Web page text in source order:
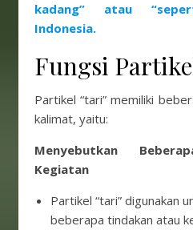
kadang” atau
Indonesia.
Fungsi
Partikel “tari” memiliki
kalimat, yaitu:
Menyebutkan
Kegiatan
Partikel “tari” digunakan
beberapa tindakan atau